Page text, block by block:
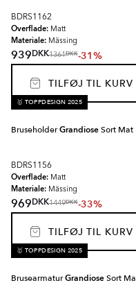
BDRS1162
Overflade: Matt
Materiale: Mässing
939DKK1361DKK-31%
TILFØJ TIL KURV
🥇 TOPPDESIGN 2025
BruseholderGrandioseSort Mat
BDRS1156
Overflade: Matt
Materiale: Mässing
969DKK1449DKK-33%
TILFØJ TIL KURV
🥇 TOPPDESIGN 2025
BrusearmaturGrandioseSort